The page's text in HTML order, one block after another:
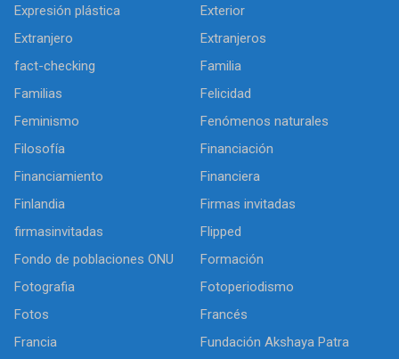
Expresión plástica
Exterior
Extranjero
Extranjeros
fact-checking
Familia
Familias
Felicidad
Feminismo
Fenómenos naturales
Filosofía
Financiación
Financiamiento
Financiera
Finlandia
Firmas invitadas
firmasinvitadas
Flipped
Fondo de poblaciones ONU
Formación
Fotografia
Fotoperiodismo
Fotos
Francés
Francia
Fundación Akshaya Patra